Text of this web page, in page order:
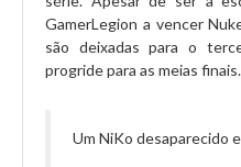
GamerLegion a vencer
são deixadas para o
progride para as meias finais.
Um NiKo desaparecido